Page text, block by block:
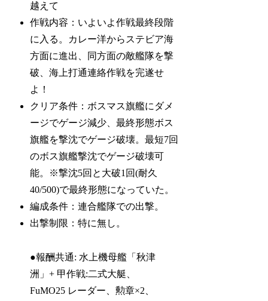
越えて
作戦内容：いよいよ作戦最終段階
に入る。カレー洋からステビア海
方面に進出、同方面の敵艦隊を撃
破、海上打通連絡作戦を完遂せ
よ！
クリア条件：ボスマス旗艦にダメ
ージでゲージ減少、最終形態ボス
旗艦を撃沈でゲージ破壊。最短7回
のボス旗艦撃沈でゲージ破壊可
能。※撃沈5回と大破1回(耐久
40/500)で最終形態になっていた。
編成条件：連合艦隊での出撃。
出撃制限：特に無し。
●報酬共通: 水上機母艦「秋津
洲」+ 甲作戦:二式大艇、
FuMO25 レーダー、勲章×2、